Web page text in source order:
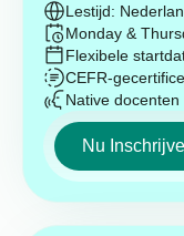
Lestijd:
Monday &
Flexibele
CEFR-
Native docenten
Nu